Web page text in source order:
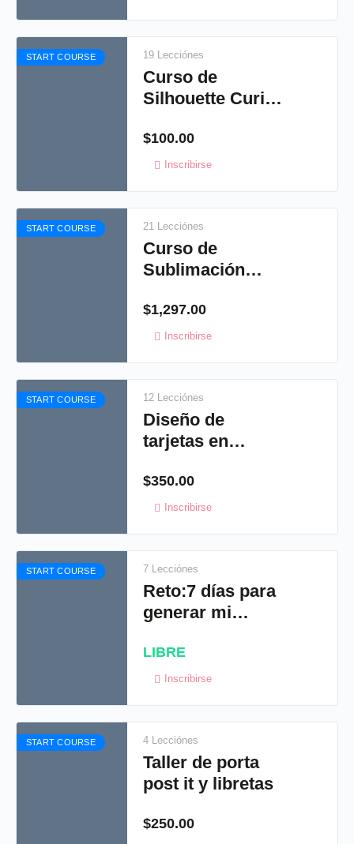
START COURSE 19 Lecciónes
Curso de
Silhouette Curio
$100.00
Inscribirse
START COURSE 21 Lecciónes
Curso de
Sublimación
$1,297.00
Inscribirse
START COURSE 12 Lecciónes
Diseño de
tarjetas en
propias
invitaciones
$350.00
Inscribirse
START COURSE 7 Lecciónes
Reto:7 días para
generar mi
LIBRE
Inscribirse
START COURSE 4 Lecciónes
Taller de porta
post it y libretas
$250.00